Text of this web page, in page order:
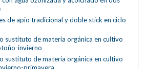
de apio tradicional y doble stick en ciclo
sustituto de materia orgánica en cultivo
invierno
sustituto de materia orgánica en cultivo